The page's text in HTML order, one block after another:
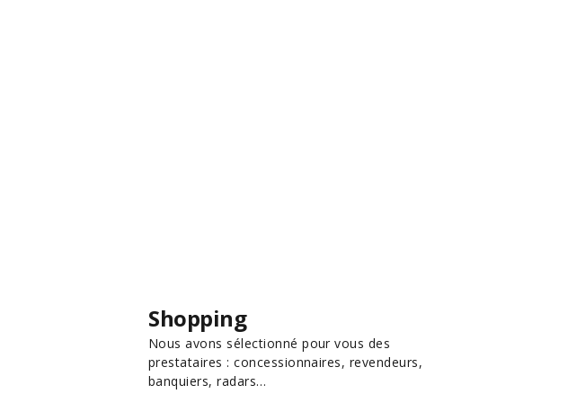
Shopping
Nous avons sélectionné pour vous des
prestataires : concessionnaires, revendeurs,
banquiers, radars…